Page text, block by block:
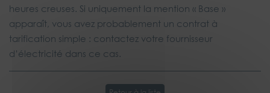
heures creuses. Si uniquement la mention « Base »
apparaît, vous avez probablement un contrat à
tarification simple : contactez votre fournisseur
d’électricité dans ce cas.